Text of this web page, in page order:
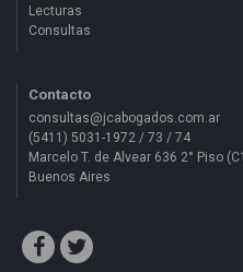
Lecturas
Consultas
Contacto
consultas@jcabogados.com.ar
(5411) 5031-1972 / 73 / 74
Marcelo T. de Alvear 636 2° Piso
Buenos Aires